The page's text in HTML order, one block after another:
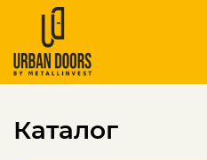
Каталог